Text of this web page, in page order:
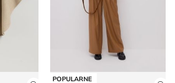
POPULARNE